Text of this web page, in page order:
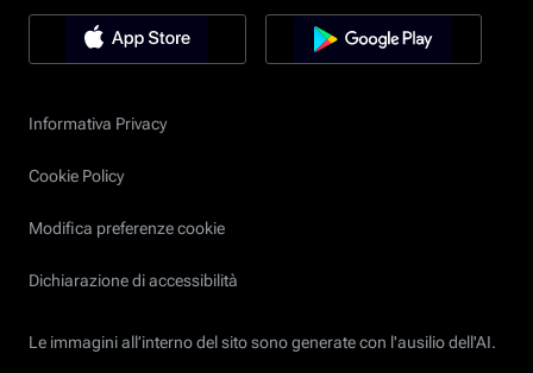
Informativa Privacy
Cookie Policy
Modifica preferenze cookie
Dichiarazione di accessibilità
Le immagini all’interno del sito sono generate con l'ausilio dell'AI.